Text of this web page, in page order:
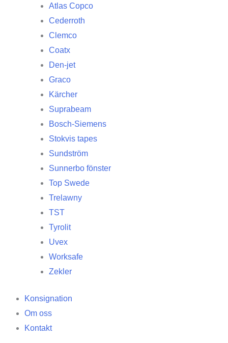
Atlas Copco
Cederroth
Clemco
Coatx
Den-jet
Graco
Kärcher
Suprabeam
Bosch-Siemens
Stokvis tapes
Sundström
Sunnerbo fönster
Top Swede
Trelawny
TST
Tyrolit
Uvex
Worksafe
Zekler
Konsignation
Om oss
Kontakt